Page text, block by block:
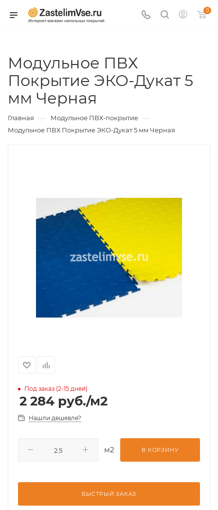
0
Модульное ПВХ
Покрытие ЭКО-Дукат 5
мм Черная
Главная — Модульное ПВХ-покрытие —
Модульное ПВХ Покрытие ЭКО-Дукат 5 мм Черная
Под заказ (2-15 дней)
2 284 руб./м2
Нашли дешевле?
м2 В КОРЗИНУ
БЫСТРЫЙ ЗАКАЗ